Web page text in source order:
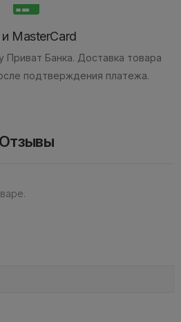
MasterCard
Приват Банка. Доставка товара
подтверждения платежа.
Отзывы